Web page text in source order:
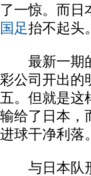
了一惊。而日
国足抬不起头。
最新一期的
彩公司开出的
五。但就是这
输给了日本，
进球干净利落。
与日本队形